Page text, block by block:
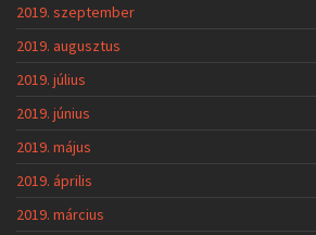
2019. szeptember
2019. augusztus
2019. július
2019. június
2019. május
2019. április
2019. március